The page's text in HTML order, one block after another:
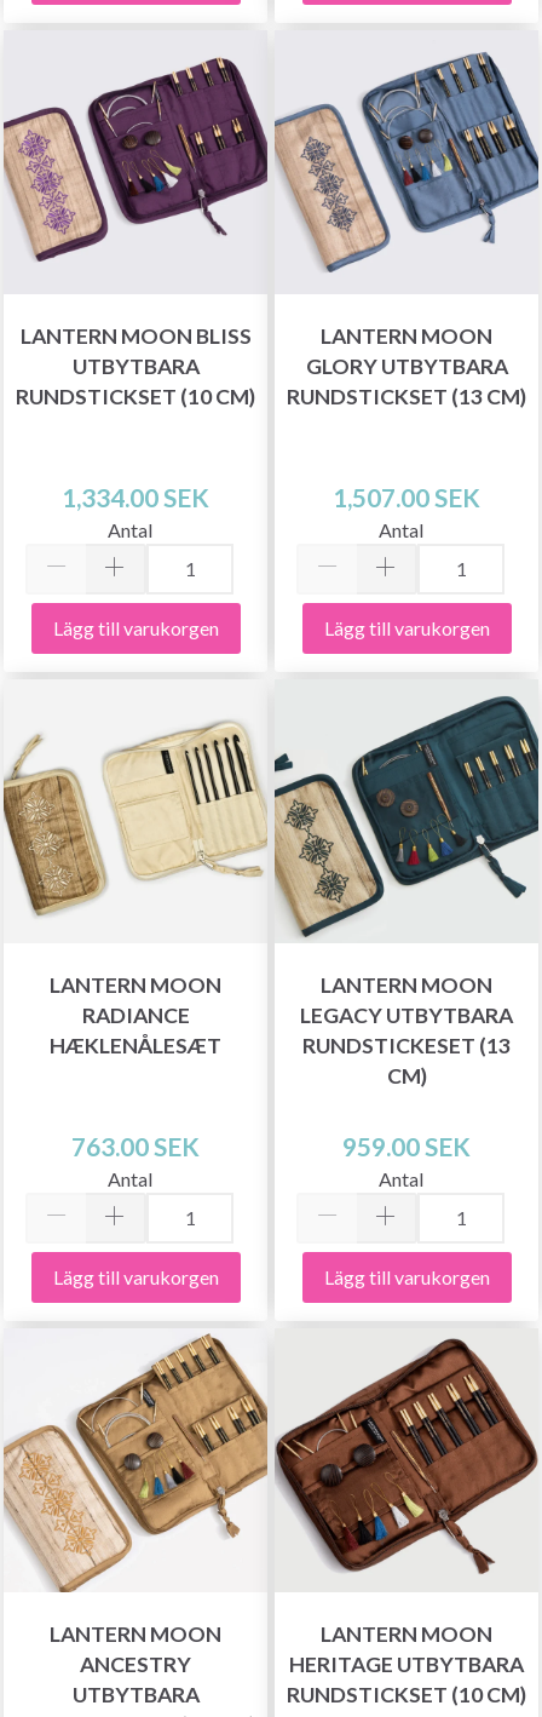
LANTERN MOON BLISS
UTBYTBARA
RUNDSTICKSET (10 CM)
1,334.00 SEK
Antal
Lägg till varukorgen
LANTERN MOON
GLORY UTBYTBARA
RUNDSTICKSET (13 CM)
1,507.00 SEK
Antal
Lägg till varukorgen
LANTERN MOON
RADIANCE
HÆKLENÅLESÆT
763.00 SEK
Antal
Lägg till varukorgen
LANTERN MOON
LEGACY UTBYTBARA
RUNDSTICKESET (13
CM)
959.00 SEK
Antal
Lägg till varukorgen
LANTERN MOON
ANCESTRY
UTBYTBARA
LANTERN MOON
HERITAGE UTBYTBARA
RUNDSTICKSET (10 CM)